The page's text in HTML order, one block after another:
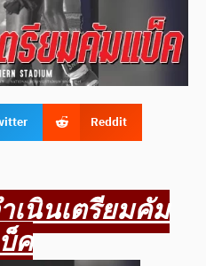
Reddit
เนินเตรียมคัม
ค